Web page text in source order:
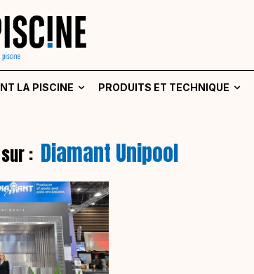
LA PISCINE PRODUITS ET TECHNIQUE
: Diamant Unipool